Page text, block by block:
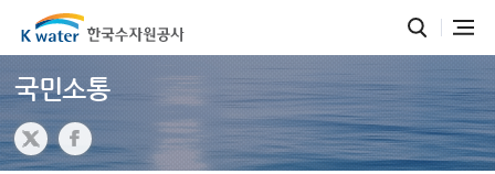
국민소통